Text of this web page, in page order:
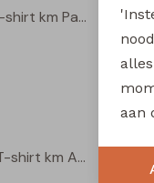
Fabia Z10657 dames T-shirt km Paars
Becca Z10652 dames T-shirt km Army
aan